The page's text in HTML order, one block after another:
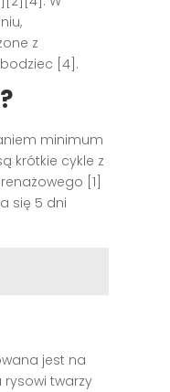
z
[4].
minimum
krótkie cykle z
[1]
się 5 dni
jest na
rysowi twarzy